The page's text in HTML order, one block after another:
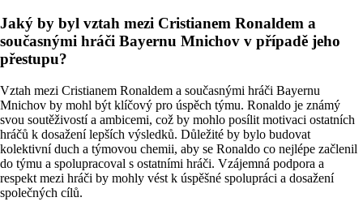
Jaký by byl vztah mezi Cristianem Ronaldem a
současnými hráči Bayernu Mnichov v případě jeho
přestupu?
Vztah mezi Cristianem Ronaldem a současnými hráči Bayernu
Mnichov by mohl být klíčový pro úspěch týmu. Ronaldo je známý
svou soutěživostí a ambicemi, což by mohlo posílit motivaci ostatních
hráčů k dosažení lepších výsledků. Důležité by bylo budovat
kolektivní duch a týmovou chemii, aby se Ronaldo co nejlépe začlenil
do týmu a spolupracoval s ostatními hráči. Vzájemná podpora a
respekt mezi hráči by mohly vést k úspěšné spolupráci a dosažení
společných cílů.